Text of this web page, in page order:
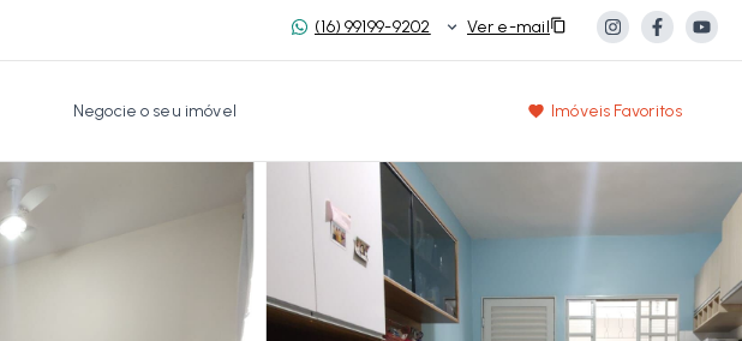
(16) 99199-9202 Ver e-mail
Negocie o seu imóvel Imóveis Favoritos